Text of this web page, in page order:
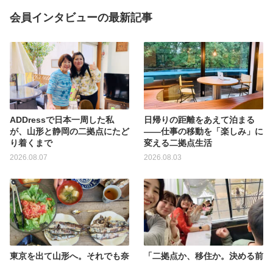
会員インタビューの最新記事
ADDressで日本一周した私
が、山形と静岡の二拠点にたど
り着くまで
2026.08.07
日帰りの距離をあえて泊まる
——仕事の移動を「楽しみ」に
変える二拠点生活
2026.08.03
東京を出て山形へ。それでも奈
「二拠点か、移住か。決める前